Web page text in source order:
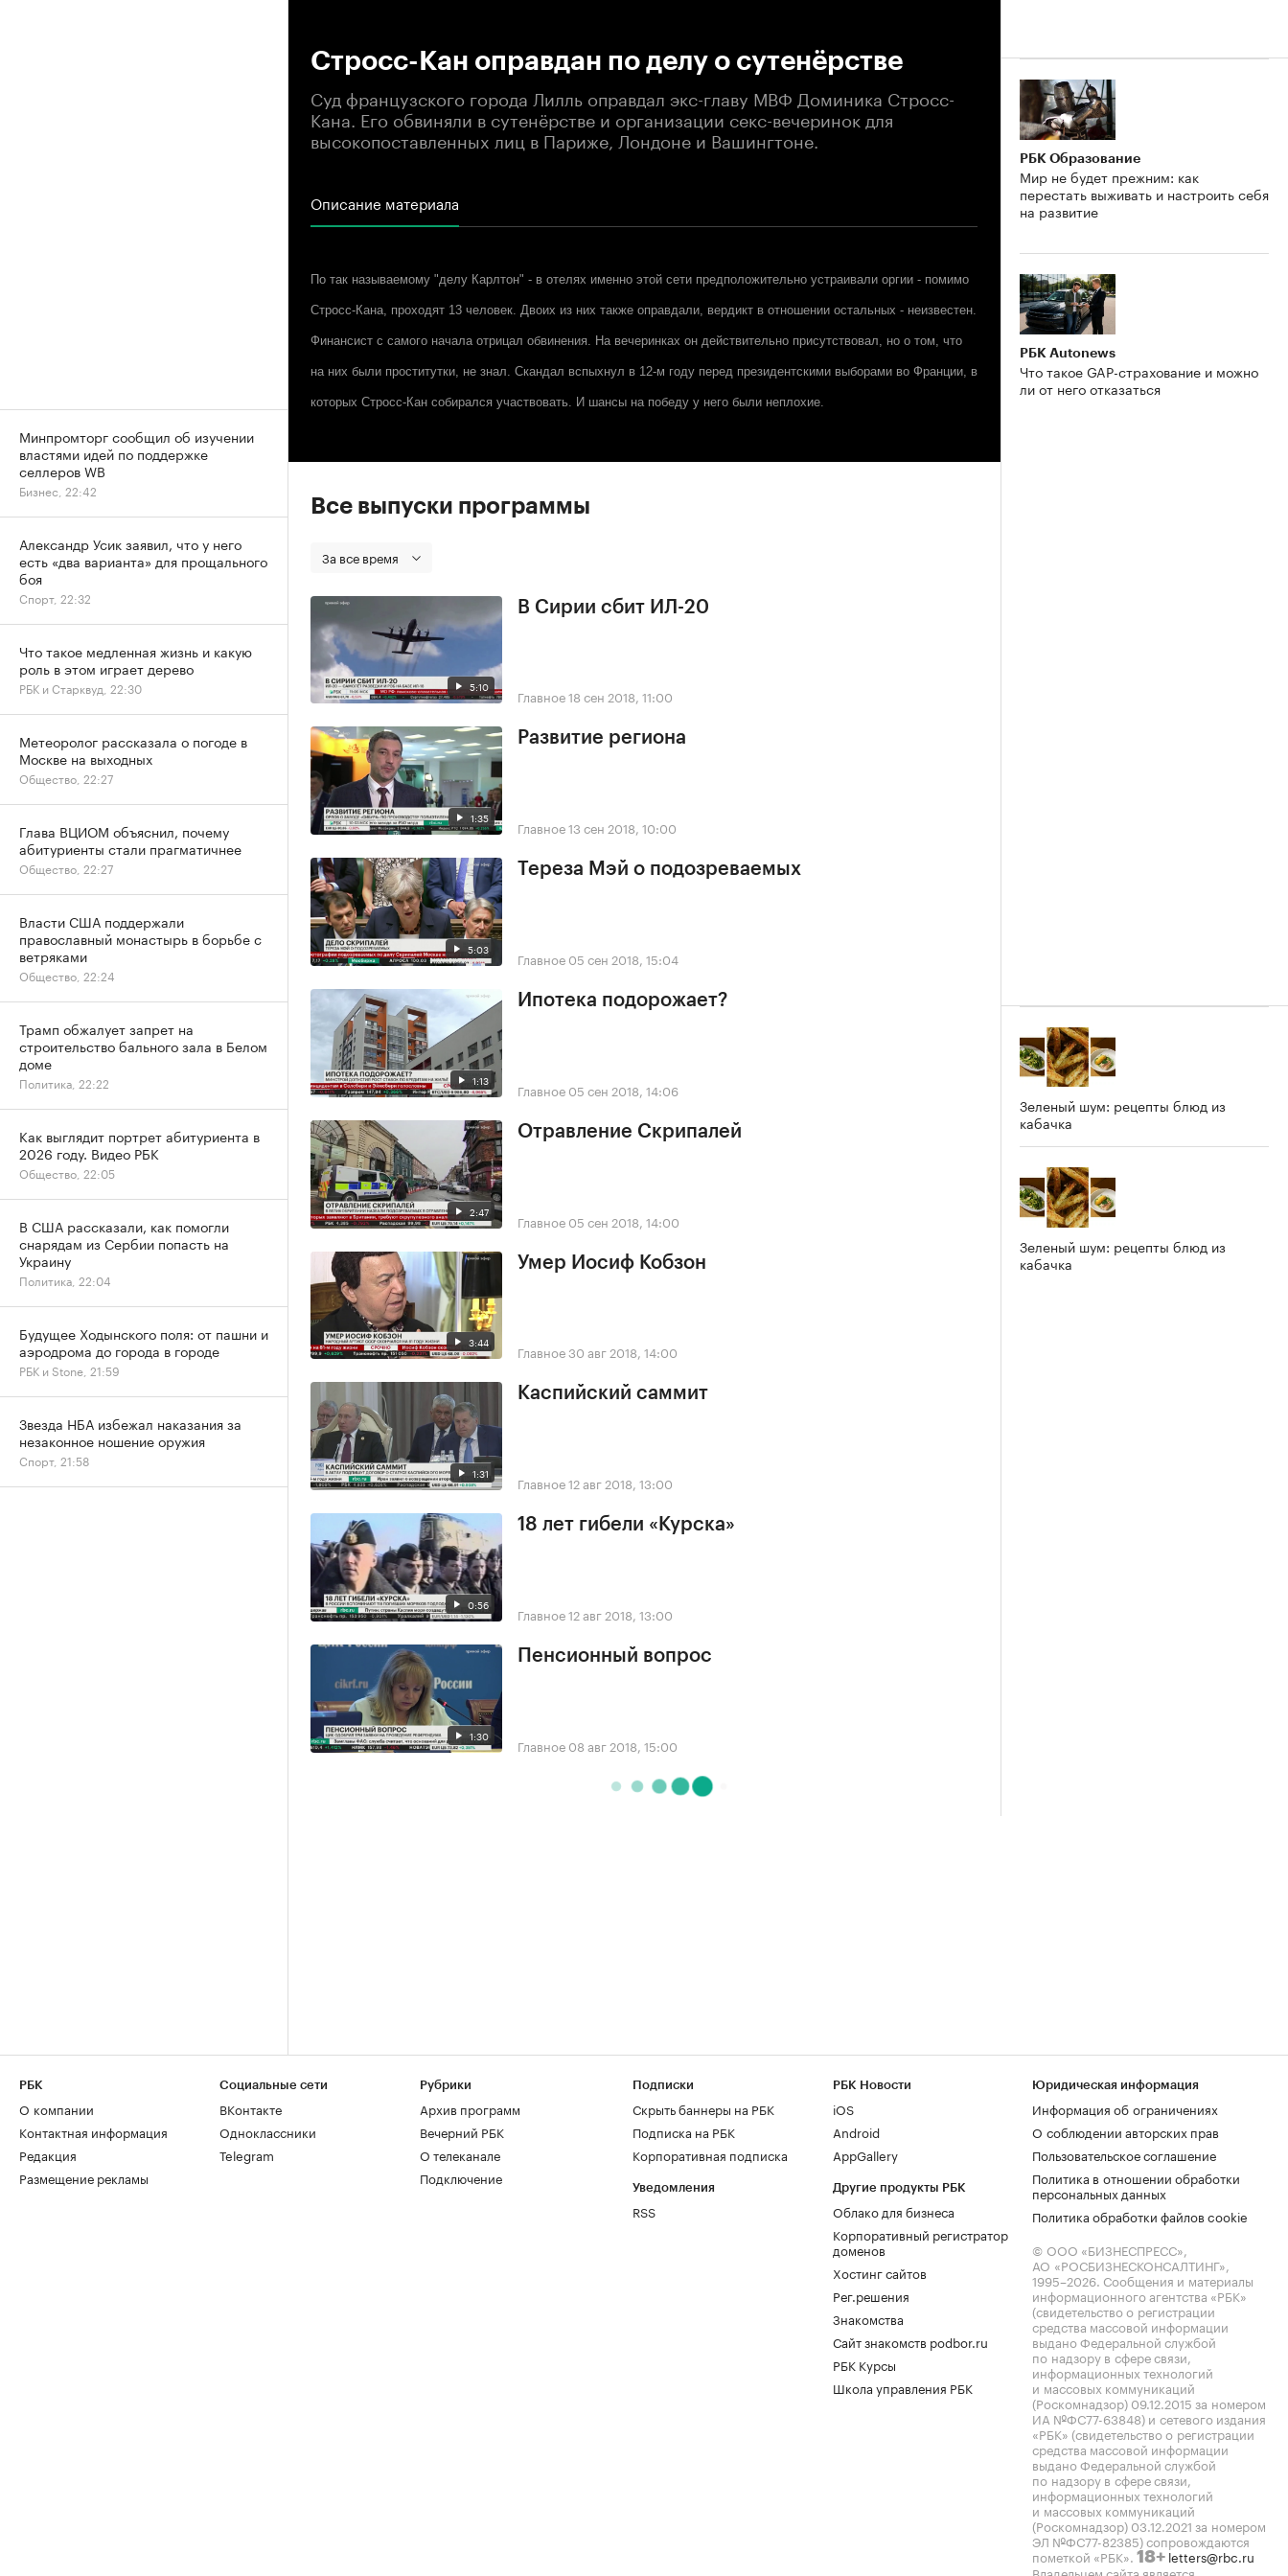
Стросс-Кан оправдан по делу о сутенёрстве
Суд французского города Лилль оправдал экс-главу МВФ Доминика Стросс-
Кана. Его обвиняли в сутенёрстве и организации секс-вечеринок для
высокопоставленных лиц в Париже, Лондоне и Вашингтоне.
Описание материала
По так называемому "делу Карлтон" - в отелях именно этой сети предположительно устраивали оргии - помимо
Стросс-Кана, проходят 13 человек. Двоих из них также оправдали, вердикт в отношении остальных - неизвестен.
Финансист с самого начала отрицал обвинения. На вечеринках он действительно присутствовал, но о том, что
на них были проститутки, не знал. Скандал вспыхнул в 12-м году перед президентскими выборами во Франции, в
которых Стросс-Кан собирался участвовать. И шансы на победу у него были неплохие.
Все выпуски программы
За все время
5:10
В Сирии сбит ИЛ-20
Главное18 сен 2018, 11:00
1:35
Развитие региона
Главное13 сен 2018, 10:00
5:03
Тереза Мэй о подозреваемых
Главное 05 сен 2018, 15:04
1:13
Ипотека подорожает?
Главное 05 сен 2018, 14:06
2:47
Отравление Скрипалей
Главное 05 сен 2018, 14:00
3:44
Умер Иосиф Кобзон
Главное30 авг 2018, 14:00
1:31
Каспийский саммит
Главное12 авг 2018, 13:00
0:56
18 лет гибели «Курска»
Главное12 авг 2018, 13:00
1:30
Пенсионный вопрос
Главное 08 авг 2018, 15:00
РБК Образование
Мир не будет прежним: как
перестать выживать и настроить себя
на развитие
РБК Autonews
Что такое GAP-страхование и можно
ли от него отказаться
Зеленый шум: рецепты блюд из
кабачка
Зеленый шум: рецепты блюд из
кабачка
Минпромторг сообщил об изучении
властями идей по поддержке
селлеров WB
Бизнес, 22:42
Александр Усик заявил, что у него
есть «два варианта» для прощального
боя
Спорт, 22:32
Что такое медленная жизнь и какую
роль в этом играет дерево
РБК и Старквуд, 22:30
Метеоролог рассказала о погоде в
Москве на выходных
Общество, 22:27
Глава ВЦИОМ объяснил, почему
абитуриенты стали прагматичнее
Общество, 22:27
Власти США поддержали
православный монастырь в борьбе с
ветряками
Общество, 22:24
Трамп обжалует запрет на
строительство бального зала в Белом
доме
Политика, 22:22
Как выглядит портрет абитуриента в
2026 году. Видео РБК
Общество, 22:05
В США рассказали, как помогли
снарядам из Сербии попасть на
Украину
Политика, 22:04
Будущее Ходынского поля: от пашни и
аэродрома до города в городе
РБК и Stone, 21:59
Звезда НБА избежал наказания за
незаконное ношение оружия
Спорт, 21:58
РБК
О компании
Контактная информация
Редакция
Размещение рекламы
Социальные сети
ВКонтакте
Одноклассники
Telegram
Рубрики
Архив программ
Вечерний РБК
О телеканале
Подключение
Подписки
Скрыть баннеры на РБК
Подписка на РБК
Корпоративная подписка
Уведомления
RSS
РБК Новости
iOS
Android
AppGallery
Другие продукты РБК
Облако для бизнеса
Корпоративный регистратор
доменов
Хостинг сайтов
Рег.решения
Знакомства
Сайт знакомств podbor.ru
РБК Курсы
Школа управления РБК
Юридическая информация
Информация об ограничениях
О соблюдении авторских прав
Пользовательское соглашение
Политика в отношении обработки
персональных данных
Политика обработки файлов cookie
© ООО «БИЗНЕСПРЕСС»,
АО «РОСБИЗНЕСКОНСАЛТИНГ»,
1995–2026. Сообщения и материалы
информационного агентства «РБК»
(свидетельство о регистрации
средства массовой информации
выдано Федеральной службой
по надзору в сфере связи,
информационных технологий
и массовых коммуникаций
(Роскомнадзор) 09.12.2015 за номером
ИА №ФС77-63848) и сетевого издания
«РБК» (свидетельство о регистрации
средства массовой информации
выдано Федеральной службой
по надзору в сфере связи,
информационных технологий
и массовых коммуникаций
(Роскомнадзор) 03.12.2021 за номером
ЭЛ №ФС77-82385) сопровождаются
пометкой «РБК». 18+ letters@rbc.ru
Владельцем сайта является